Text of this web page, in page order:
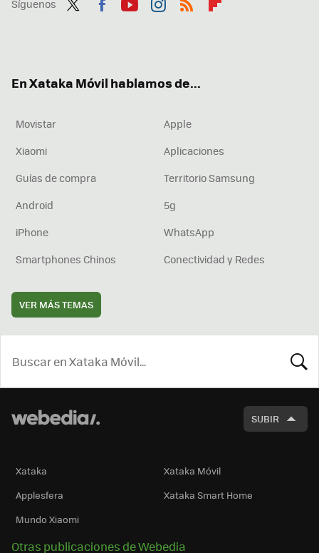
Síguenos
En Xataka Móvil hablamos de...
Movistar
Apple
Xiaomi
Aplicaciones
Guías de compra
Territorio Samsung
Android
5g
iPhone
WhatsApp
Smartphones Chinos
Conectividad y Redes
VER MÁS TEMAS
SUBIR
Xataka
Xataka Móvil
Applesfera
Xataka Smart Home
Mundo Xiaomi
Otras publicaciones de Webedia